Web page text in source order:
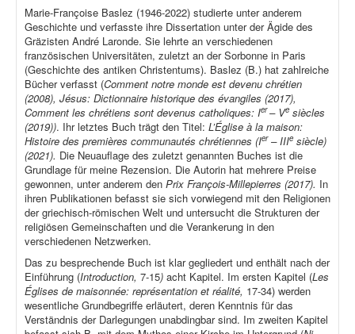
Marie-Françoise Baslez (1946-2022) studierte unter anderem
Geschichte und verfasste ihre Dissertation unter der Ägide des
Gräzisten André Laronde. Sie lehrte an verschiedenen
französischen Universitäten, zuletzt an der Sorbonne in Paris
(Geschichte des antiken Christentums). Baslez (B.) hat zahlreiche
Bücher verfasst (Comment notre monde est devenu chrétien
(2008), Jésus: Dictionnaire historique des évangiles (2017),
Comment les chrétiens sont devenus catholiques: Ier– Ve siècles
(2019)). Ihr letztes Buch trägt den Titel: L’Église à la maison:
Histoire des premières communautés chrétiennes (Ier– IIIe siècle)
(2021). Die Neuauflage des zuletzt genannten Buches ist die
Grundlage für meine Rezension. Die Autorin hat mehrere Preise
gewonnen, unter anderem den Prix François-Millepierres (2017). In
ihren Publikationen befasst sie sich vorwiegend mit den Religionen
der griechisch-römischen Welt und untersucht die Strukturen der
religiösen Gemeinschaften und die Verankerung in den
verschiedenen Netzwerken.
Das zu besprechende Buch ist klar gegliedert und enthält nach der
Einführung (Introduction, 7-15) acht Kapitel. Im ersten Kapitel (Les
Églises de maisonnée: représentation et réalité, 17-34) werden
wesentliche Grundbegriffe erläutert, deren Kenntnis für das
Verständnis der Darlegungen unabdingbar sind. Im zweiten Kapitel